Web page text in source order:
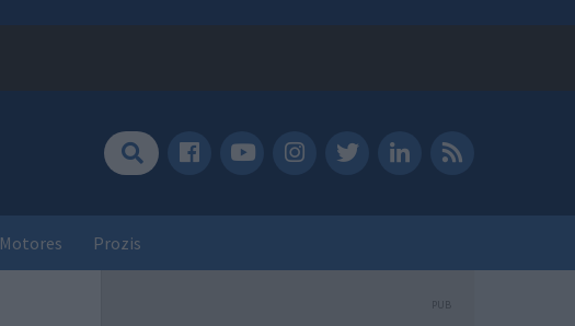
Motores Prozis
PUB